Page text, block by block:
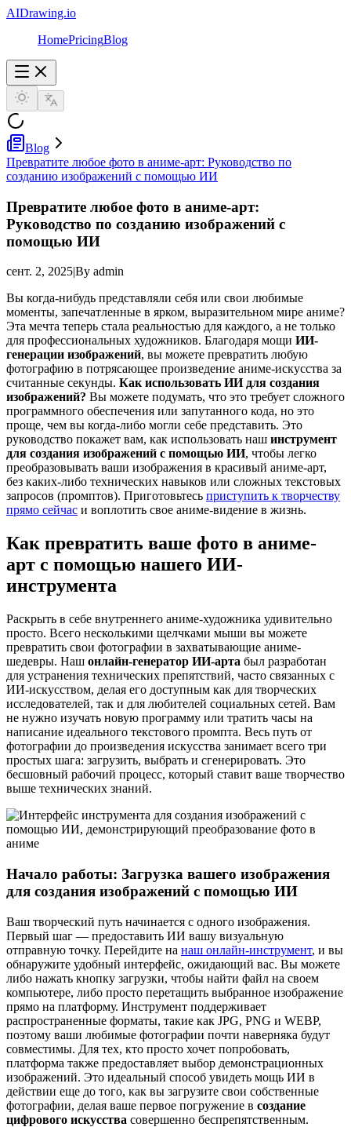
AIDrawing.io
HomePricingBlog
Blog
Превратите любое фото в аниме-арт: Руководство по
созданию изображений с помощью ИИ
Превратите любое фото в аниме-арт:
Руководство по созданию изображений с
помощью ИИ
сент. 2, 2025|By admin
Вы когда-нибудь представляли себя или свои любимые
моменты, запечатленные в ярком, выразительном мире аниме?
Эта мечта теперь стала реальностью для каждого, а не только
для профессиональных художников. Благодаря мощи ИИ-
генерации изображений, вы можете превратить любую
фотографию в потрясающее произведение аниме-искусства за
считанные секунды. Как использовать ИИ для создания
изображений? Вы можете подумать, что это требует сложного
программного обеспечения или запутанного кода, но это
проще, чем вы когда-либо могли себе представить. Это
руководство покажет вам, как использовать наш инструмент
для создания изображений с помощью ИИ, чтобы легко
преобразовывать ваши изображения в красивый аниме-арт,
без каких-либо технических навыков или сложных текстовых
запросов (промптов). Приготовьтесь приступить к творчеству
прямо сейчас и воплотить свое аниме-видение в жизнь.
Как превратить ваше фото в аниме-
арт с помощью нашего ИИ-
инструмента
Раскрыть в себе внутреннего аниме-художника удивительно
просто. Всего несколькими щелчками мыши вы можете
превратить свои фотографии в захватывающие аниме-
шедевры. Наш онлайн-генератор ИИ-арта был разработан
для устранения технических препятствий, часто связанных с
ИИ-искусством, делая его доступным как для творческих
исследователей, так и для любителей социальных сетей. Вам
не нужно изучать новую программу или тратить часы на
написание идеального текстового промпта. Весь путь от
фотографии до произведения искусства занимает всего три
простых шага: загрузить, выбрать и сгенерировать. Это
бесшовный рабочий процесс, который ставит ваше творчество
выше технических знаний.
Начало работы: Загрузка вашего изображения
для создания изображений с помощью ИИ
Ваш творческий путь начинается с одного изображения.
Первый шаг — предоставить ИИ вашу визуальную
отправную точку. Перейдите на наш онлайн-инструмент, и вы
обнаружите удобный интерфейс, ожидающий вас. Вы можете
либо нажать кнопку загрузки, чтобы найти файл на своем
компьютере, либо просто перетащить выбранное изображение
прямо на платформу. Инструмент поддерживает
распространенные форматы, такие как JPG, PNG и WEBP,
поэтому ваши любимые фотографии почти наверняка будут
совместимы. Для тех, кто просто хочет попробовать,
платформа также предоставляет выбор демонстрационных
изображений. Это идеальный способ увидеть мощь ИИ в
действии еще до того, как вы загрузите свои собственные
фотографии, делая ваше первое погружение в создание
цифрового искусства совершенно беспрепятственным.